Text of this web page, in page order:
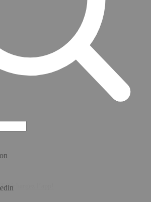
Téléchargez l’app!